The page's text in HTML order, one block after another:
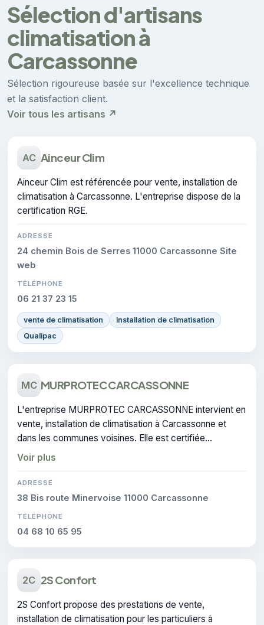
Sélection d'artisans
climatisation à
Carcassonne
Sélection rigoureuse basée sur l'excellence technique
et la satisfaction client.
Voir tous les artisans ↗
AC Ainceur Clim
Ainceur Clim est référencée pour vente, installation de
climatisation à Carcassonne. L'entreprise dispose de la
certification RGE.
ADRESSE
24 chemin Bois de Serres 11000 Carcassonne Site
web
TÉLÉPHONE
06 21 37 23 15
vente de climatisation
installation de climatisation
Qualipac
MC MURPROTEC CARCASSONNE
L'entreprise MURPROTEC CARCASSONNE intervient en
vente, installation de climatisation à Carcassonne et
dans les communes voisines. Elle est certifiée
CERTIFIE, gage de conformité sur les interventions
réalisées.
Voir plus
ADRESSE
38 Bis route Minervoise 11000 Carcassonne
TÉLÉPHONE
04 68 10 65 95
2C 2S Confort
2S Confort propose des prestations de vente,
installation de climatisation pour les particuliers à